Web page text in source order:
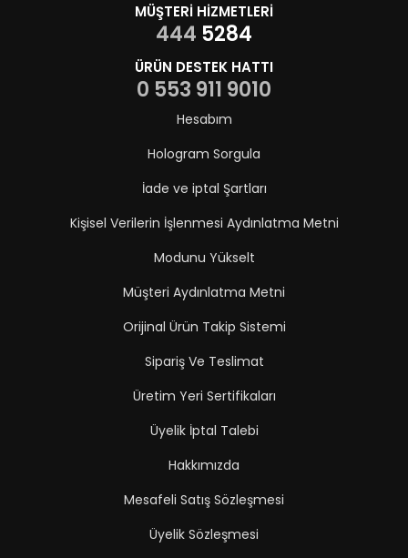
MÜŞTERİ HİZMETLERİ
444 5284
ÜRÜN DESTEK HATTI
0 553 911 9010
Hesabım
Hologram Sorgula
İade ve iptal Şartları
Kişisel Verilerin İşlenmesi Aydınlatma Metni
Modunu Yükselt
Müşteri Aydınlatma Metni
Orijinal Ürün Takip Sistemi
Sipariş Ve Teslimat
Üretim Yeri Sertifikaları
Üyelik İptal Talebi
Hakkımızda
Mesafeli Satış Sözleşmesi
Üyelik Sözleşmesi